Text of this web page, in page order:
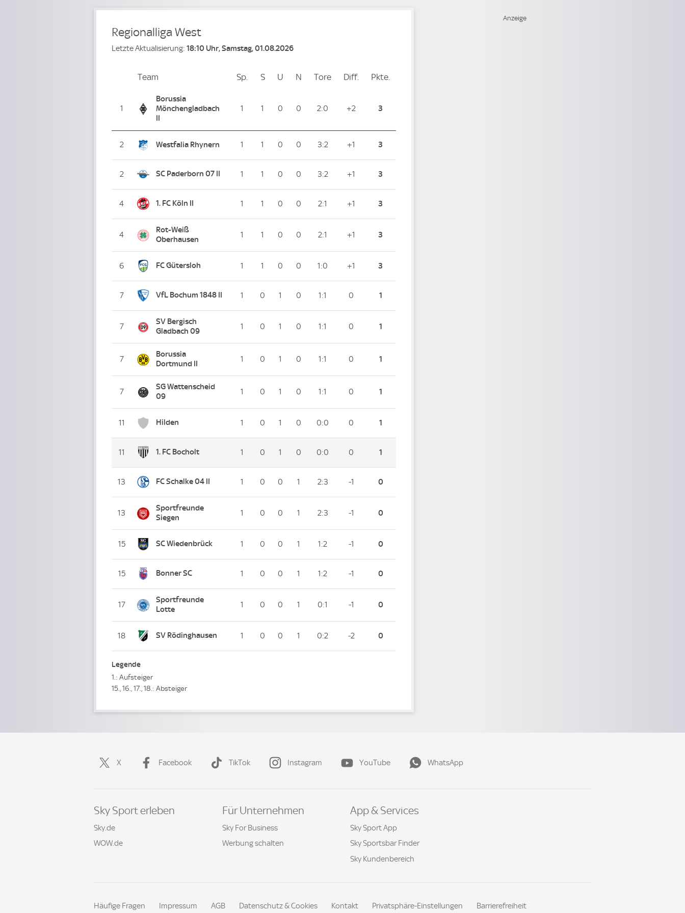
Regionalliga West
Letzte Aktualisierung: 18:10 Uhr, Samstag, 01.08.2026
PlatzTeam Sp. Spiele
SSiege
U Unentschieden
N Niederlagen
Tore ToreDiff. Differenz
Pkte.
1
Borussia
Mönchengladbach
II
1 1 0 0 2:0 +2 3
2 Westfalia Rhynern 1 1 0 0 3:2 +1 3
2 SC Paderborn 07 II 1 1 0 0 3:2 +1 3
4 1. FC Köln II 1 1 0 0 2:1 +1 3
4
Rot-Weiß
Oberhausen
1 1 0 0 2:1 +1 3
6 FC Gütersloh 1 1 0 0 1:0 +1 3
7 VfL Bochum 1848 II 1 0 1 0 1:1 0 1
7
SV Bergisch
Gladbach 09
1 0 1 0 1:1 0 1
7
Borussia
Dortmund II
1 0 1 0 1:1 0 1
7
SG Wattenscheid
09
1 0 1 0 1:1 0 1
11 Hilden 1 0 1 0 0:0 0 1
11 1. FC Bocholt 1 0 1 0 0:0 0 1
13 FC Schalke 04 II 1 0 0 1 2:3 -1 0
13
Sportfreunde
Siegen
1 0 0 1 2:3 -1 0
15 SC Wiedenbrück 1 0 0 1 1:2 -1 0
15 Bonner SC 1 0 0 1 1:2 -1 0
17
Sportfreunde
Lotte
1 0 0 1 0:1 -1 0
18 SV Rödinghausen 1 0 0 1 0:2 -2 0
Legende
1.: Aufsteiger
15., 16., 17., 18.: Absteiger
X Facebook TikTok Instagram YouTube WhatsApp
Sky Sport erleben
Sky.de
WOW.de
Für Unternehmen
Sky For Business
Werbung schalten
App & Services
Sky Sport App
Sky Sportsbar Finder
Sky Kundenbereich
Häufige Fragen Impressum AGB Datenschutz & Cookies Kontakt Privatsphäre-Einstellungen Barrierefreiheit